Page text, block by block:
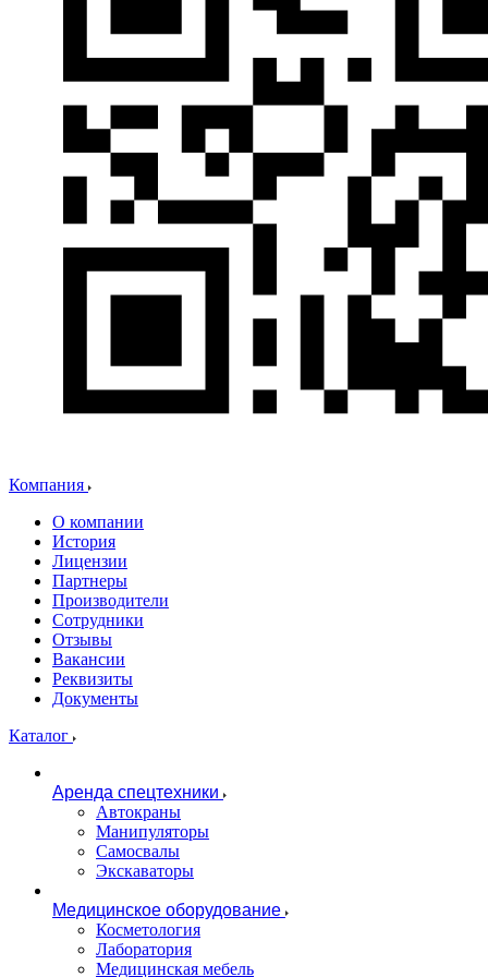
Компания
О компании
История
Лицензии
Партнеры
Производители
Сотрудники
Отзывы
Вакансии
Реквизиты
Документы
Каталог
Аренда спецтехники
Автокраны
Манипуляторы
Самосвалы
Экскаваторы
Медицинское оборудование
Косметология
Лаборатория
Медицинская мебель